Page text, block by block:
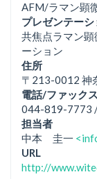
AFM/ラマン顕
プレゼンテーシ
共焦点ラマン
ーション
住所
〒213-0012 神
電話/ファックス
044-819-7773
担当者
中本 圭一
URL
http://